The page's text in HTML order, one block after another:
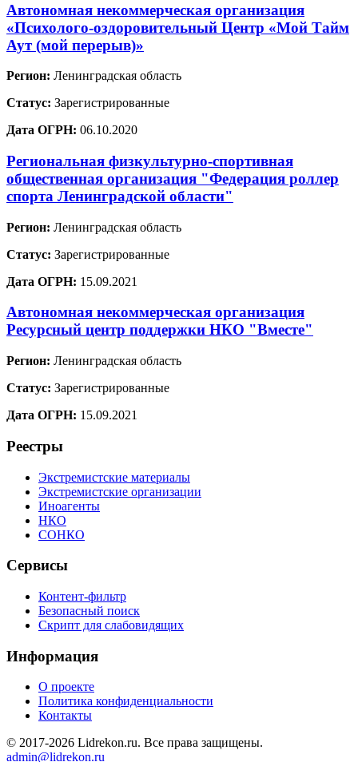
Автономная некоммерческая организация
«Психолого-оздоровительный Центр «Мой Тайм
Аут (мой перерыв)»
Регион: Ленинградская область
Статус: Зарегистрированные
Дата ОГРН: 06.10.2020
Региональная физкультурно-спортивная
общественная организация "Федерация роллер
спорта Ленинградской области"
Регион: Ленинградская область
Статус: Зарегистрированные
Дата ОГРН: 15.09.2021
Автономная некоммерческая организация
Ресурсный центр поддержки НКО "Вместе"
Регион: Ленинградская область
Статус: Зарегистрированные
Дата ОГРН: 15.09.2021
Реестры
Экстремистские материалы
Экстремистские организации
Иноагенты
НКО
СОНКО
Сервисы
Контент-фильтр
Безопасный поиск
Скрипт для слабовидящих
Информация
О проекте
Политика конфиденциальности
Контакты
© 2017-2026 Lidrekon.ru. Все права защищены.
admin@lidrekon.ru